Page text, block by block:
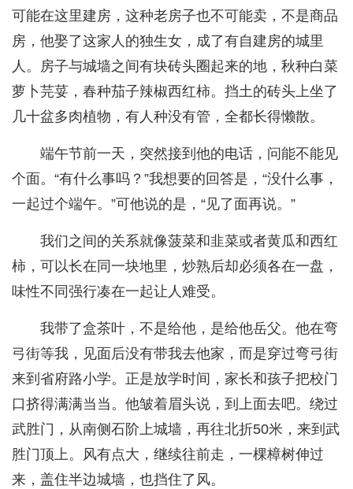
可能在这里建房，这种老房子也不可能卖，不是商品
房，他娶了这家人的独生女，成了有自建房的城里
人。房子与城墙之间有块砖头圈起来的地，秋种白菜
萝卜芫荽，春种茄子辣椒西红柿。挡土的砖头上坐了
几十盆多肉植物，有人种没有管，全都长得懒散。
端午节前一天，突然接到他的电话，问能不能见
个面。“有什么事吗？”我想要的回答是，“没什么事，
一起过个端午。”可他说的是，“见了面再说。”
我们之间的关系就像菠菜和韭菜或者黄瓜和西红
柿，可以长在同一块地里，炒熟后却必须各在一盘，
味性不同强行凑在一起让人难受。
我带了盒茶叶，不是给他，是给他岳父。他在弯
弓街等我，见面后没有带我去他家，而是穿过弯弓街
来到省府路小学。正是放学时间，家长和孩子把校门
口挤得满满当当。他皱着眉头说，到上面去吧。绕过
武胜门，从南侧石阶上城墙，再往北折50米，来到武
胜门顶上。风有点大，继续往前走，一棵樟树伸过
来，盖住半边城墙，也挡住了风。